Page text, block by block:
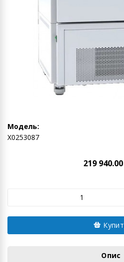
Модель:
Х0253087
219
Опис